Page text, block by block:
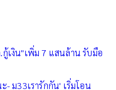
เงิน"เพิ่ม 7 แสนล้าน รับมือ
- ม33เรารักกัน' เริ่มโอน